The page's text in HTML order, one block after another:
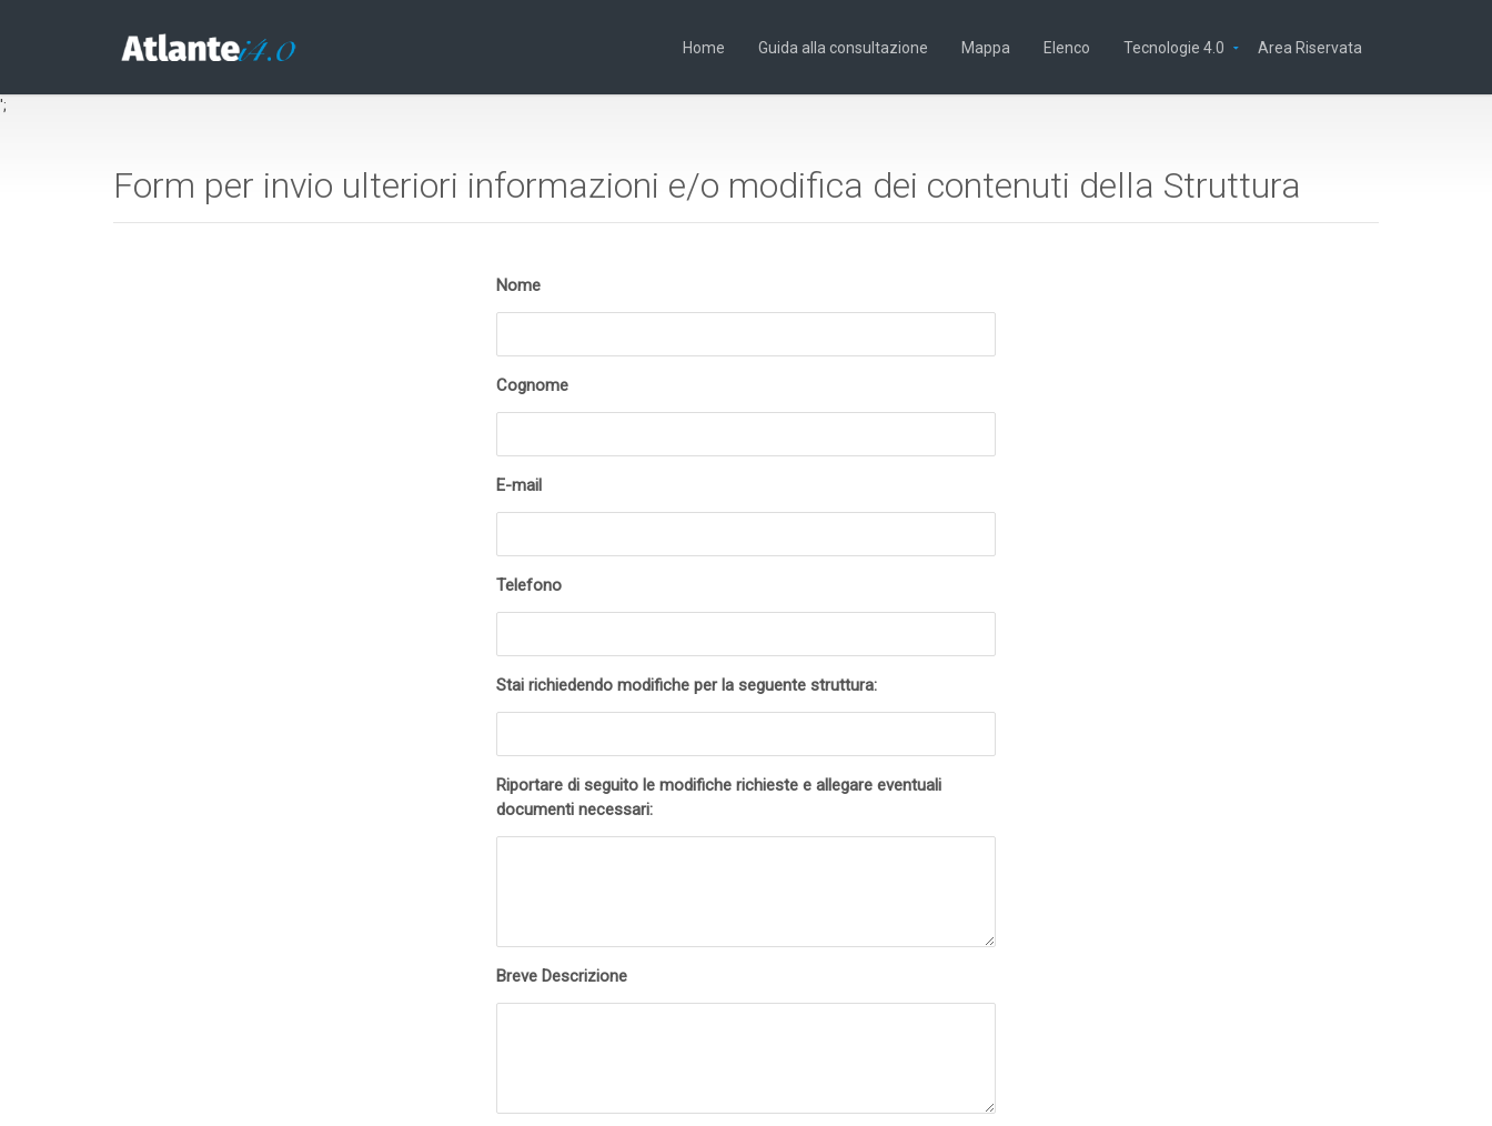
Home Guida alla consultazione Mappa Elenco Tecnologie 4.0 Area Riservata
';
Form per invio ulteriori informazioni e/o modifica dei contenuti della Struttura
Nome
Cognome
E-mail
Telefono
Stai richiedendo modifiche per la seguente struttura:
Riportare di seguito le modifiche richieste e allegare eventuali
documenti necessari:
Breve Descrizione